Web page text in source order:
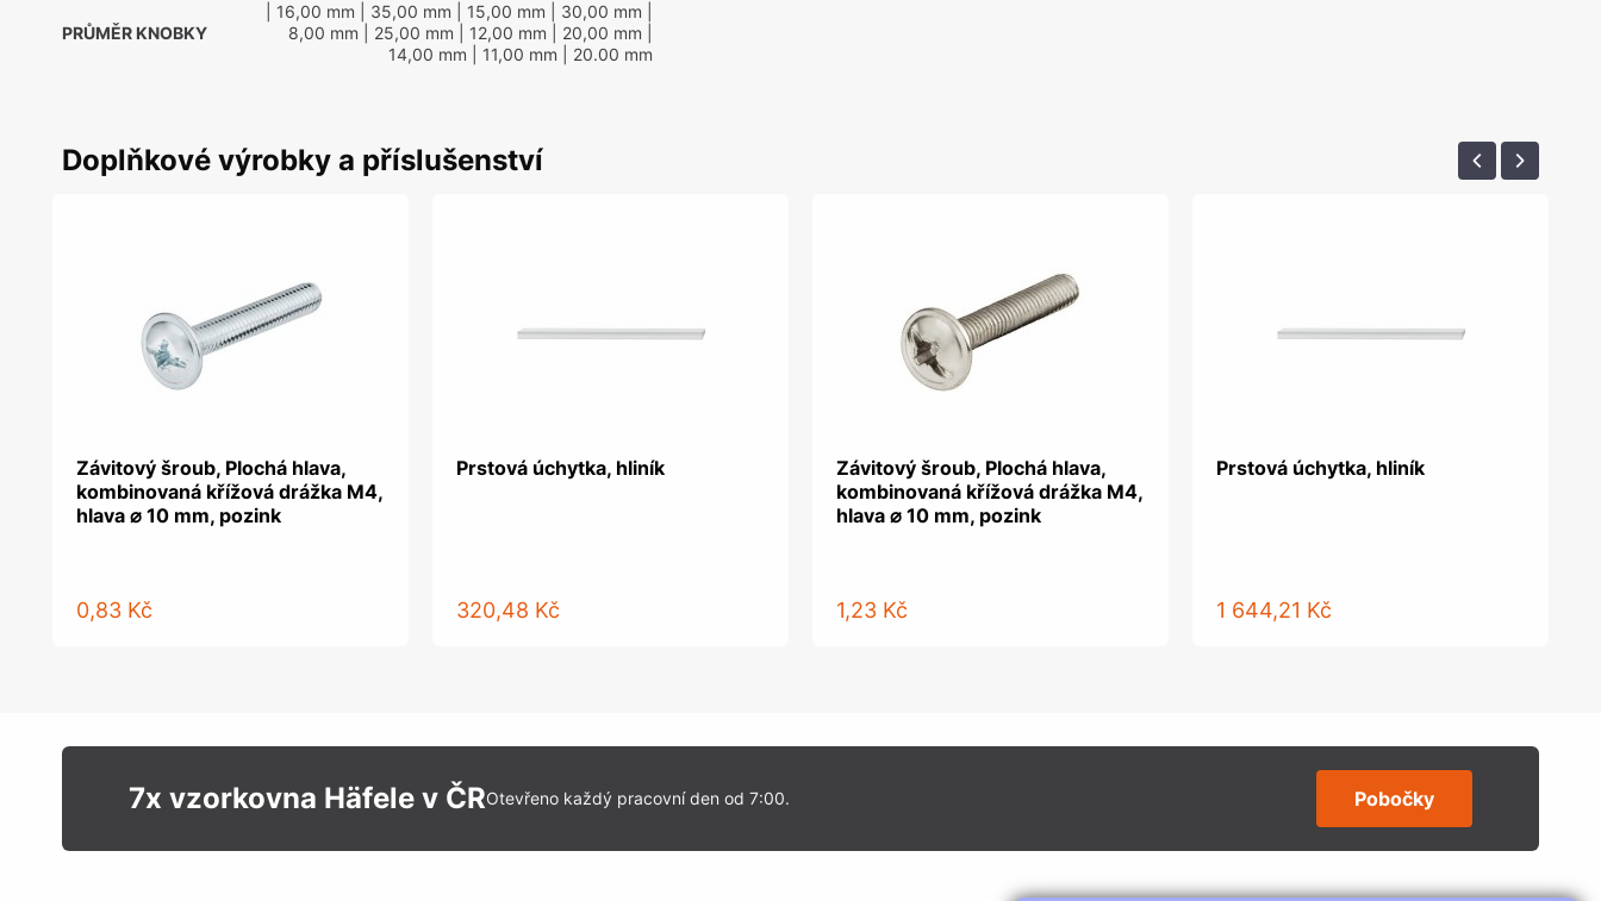
PRŮMĚR KNOBKY
| 16,00 mm | 35,00 mm | 15,00 mm | 30,00 mm
8,00 mm | 25,00 mm | 12,00 mm | 20,00 mm
14,00 mm | 11,00 mm | 20.00 mm
Doplňkové výrobky a příslušenství
Závitový šroub, Plochá hlava,
kombinovaná křížová drážka M4,
hlava ⌀ 10 mm, pozink
0,83 Kč
Prstová úchytka, hliník
320,48 Kč
Závitový šroub, Plochá hlava,
kombinovaná křížová drážka M4,
hlava ⌀ 10 mm, pozink
1,23 Kč
Prstová úchytka, hliník
1 644,21 Kč
7x vzorkovna Häfele v ČROtevřeno každý pracovní den od 7:00. Pobočky